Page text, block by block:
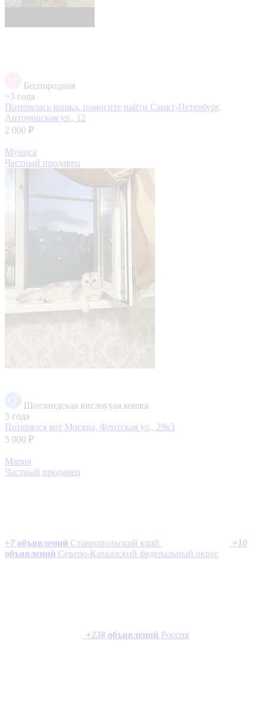
Беспородная
~3 года
Потерялась кошка, помогите найти Санкт-Петербург,
Антоновская ул., 12
2 000 ₽
Муниса
Частный продавец
Шотландская вислоухая кошка
3 года
Потерялся кот Москва, Флотская ул., 29к3
5 000 ₽
Мария
Частный продавец
+7 объявлений Ставропольский край +10
объявлений Северо-Кавказский федеральный округ
+238 объявлений Россия